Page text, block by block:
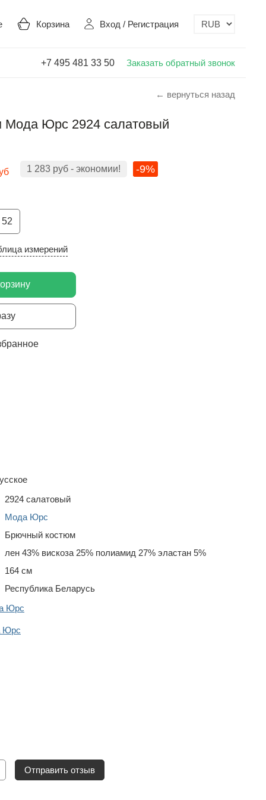
Корзина Вход / Регистрация
+7 495 481 33 50 Заказать обратный звонок
← вернуться назад
Юрс 2924 салатовый
1 283 руб - экономии! -9%
52
измерений
2924 салатовый
Мода Юрс
Брючный костюм
лен 43% вискоза 25% полиамид 27% эластан 5%
164 см
Республика Беларусь
Юрс
Юрс
Отправить отзыв